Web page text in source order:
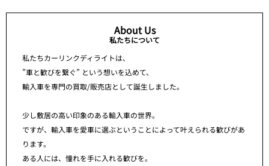
About Us
私たちについて
私たちカーリンクディライトは、
”車と歓びを繋ぐ” という想いを込めて、
輸入車を専門の買取/販売店として誕生しました。
少し敷居の高い印象のある輸入車の世界。
ですが、輸入車を愛車に選ぶということによって叶えられる歓びがあ
ります。
ある人には、憧れを手に入れる歓びを。